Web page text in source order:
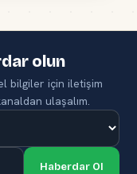
olun
bilgiler için iletişim
ulaşalım.
Haberdar Ol